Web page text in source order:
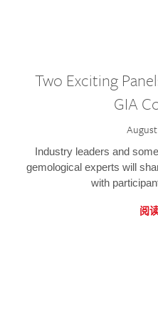
Two Exciting
GIA
August
Industry leaders and
gemological experts will
with
阅